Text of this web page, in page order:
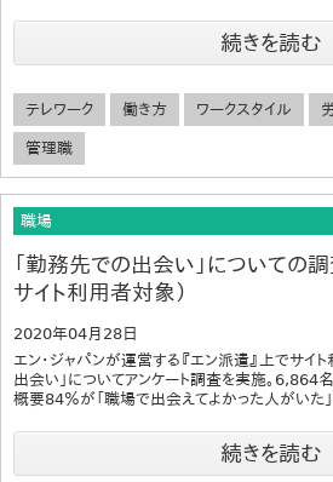
続きを読む
テレワーク 働き方 ワークスタイル
管理職
職場
「勤務先での出会い」についての調
サイト利用者対象）
2020年04月28日
エン・ジャパンが運営する『エン派遣』上でサイ
出会い」についてアンケート調査を実施。6,864
概要84％が「職場で出会えてよかった人がいた
続きを読む